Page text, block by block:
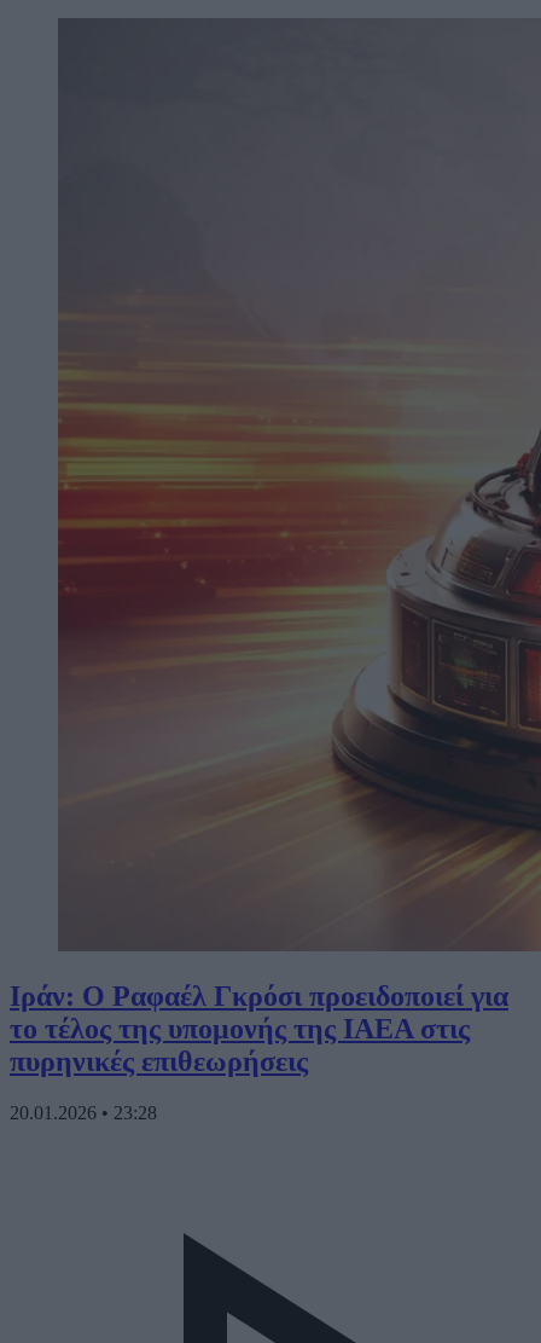
Ιράν: Ο Ραφαέλ Γκρόσι προειδοποιεί για
το τέλος της υπομονής της IAEA στις
πυρηνικές επιθεωρήσεις
20.01.2026 • 23:28